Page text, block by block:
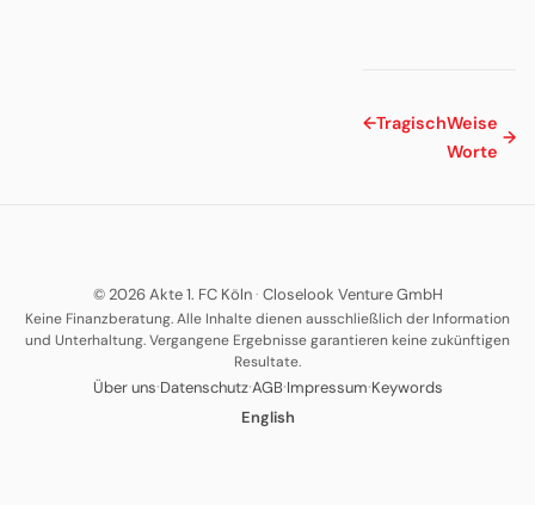
←TragischWeise
Worte
→
© 2026 Akte 1. FC Köln· Closelook Venture GmbH
Keine Finanzberatung. Alle Inhalte dienen ausschließlich der Information
und Unterhaltung. Vergangene Ergebnisse garantieren keine zukünftigen
Resultate.
Über uns·Datenschutz·AGB·Impressum·Keywords
English